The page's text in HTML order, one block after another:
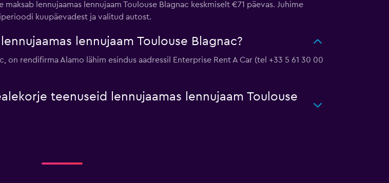
lennujaamas lennujaam Toulouse Blagnac keskmiselt €71 päevas. Juhime
kuupäevadest ja valitud autost.
lennujaam Toulouse Blagnac?
on rendifirma Alamo lähim esindus aadressil Enterprise Rent A Car (tel +33 5 61 30 00
teenuseid lennujaamas lennujaam Toulouse